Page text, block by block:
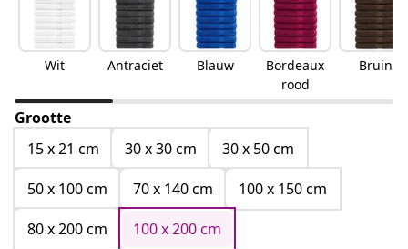
Wit Antraciet Blauw
Bordeaux
rood
Bruin
Grootte
15 x 21 cm
30 x 30 cm
30 x 50 cm
50 x 100 cm
70 x 140 cm
100 x 150 cm
80 x 200 cm
100 x 200 cm